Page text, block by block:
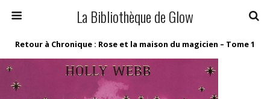
La Bibliothèque de Glow
Retour à Chronique : Rose et la maison du magicien – Tome 1